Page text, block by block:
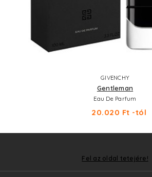
GIVENCHY
Gentleman
Eau De Parfum
20.020 Ft -tól
Fel az oldal tetejére!